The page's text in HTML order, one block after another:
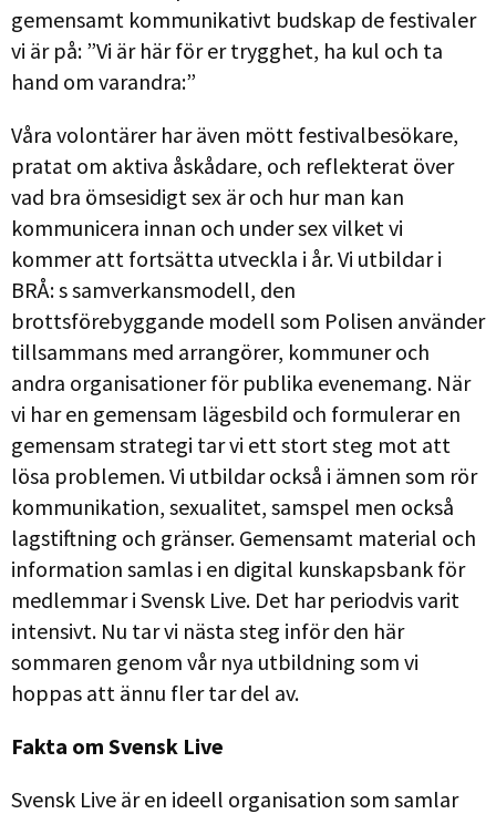
gemensamt kommunikativt budskap de festivaler
vi är på: ”Vi är här för er trygghet, ha kul och ta
hand om varandra:”
Våra volontärer har även mött festivalbesökare,
pratat om aktiva åskådare, och reflekterat över
vad bra ömsesidigt sex är och hur man kan
kommunicera innan och under sex vilket vi
kommer att fortsätta utveckla i år. Vi utbildar i
BRÅ: s samverkansmodell, den
brottsförebyggande modell som Polisen använder
tillsammans med arrangörer, kommuner och
andra organisationer för publika evenemang. När
vi har en gemensam lägesbild och formulerar en
gemensam strategi tar vi ett stort steg mot att
lösa problemen. Vi utbildar också i ämnen som rör
kommunikation, sexualitet, samspel men också
lagstiftning och gränser. Gemensamt material och
information samlas i en digital kunskapsbank för
medlemmar i Svensk Live. Det har periodvis varit
intensivt. Nu tar vi nästa steg inför den här
sommaren genom vår nya utbildning som vi
hoppas att ännu fler tar del av.
Fakta om Svensk Live
Svensk Live är en ideell organisation som samlar